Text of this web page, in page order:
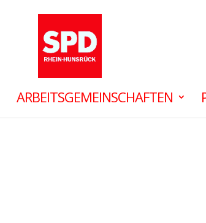
ARBEITSGEMEINSCHAFTEN